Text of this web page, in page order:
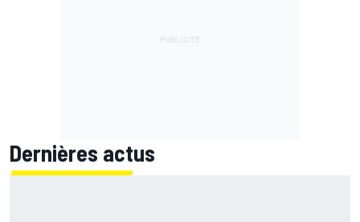
Dernières actus